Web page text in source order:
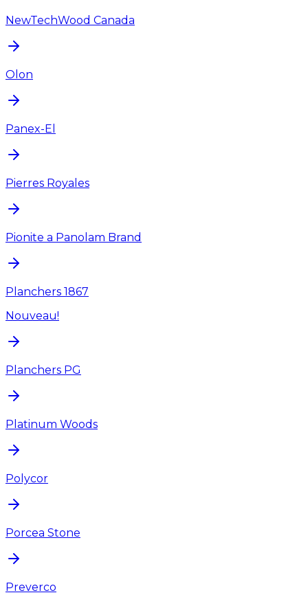
NewTechWood Canada
Olon
Panex-El
Pierres Royales
Pionite a Panolam Brand
Planchers 1867
Nouveau!
Planchers PG
Platinum Woods
Polycor
Porcea Stone
Preverco